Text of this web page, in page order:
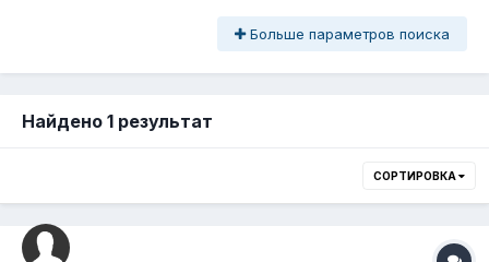
Больше параметров поиска
Найдено 1 результат
СОРТИРОВКА